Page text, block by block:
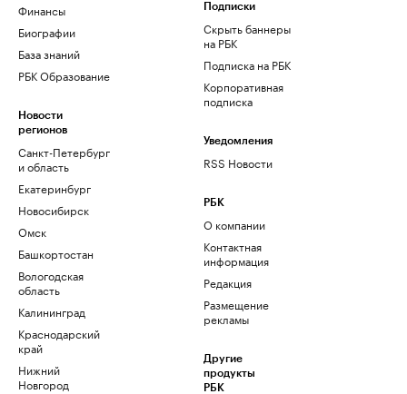
Финансы
Биографии
База знаний
РБК Образование
Новости
регионов
Санкт-Петербург
и область
Екатеринбург
Новосибирск
Омск
Башкортостан
Вологодская
область
Калининград
Краснодарский
край
Нижний
Новгород
Подписки
Скрыть баннеры
на РБК
Подписка на РБК
Корпоративная
подписка
Уведомления
RSS Новости
РБК
О компании
Контактная
информация
Редакция
Размещение
рекламы
Другие
продукты
РБК